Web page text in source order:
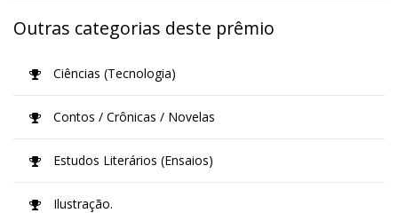
Outras categorias deste prêmio
Ciências (Tecnologia)
Contos / Crônicas / Novelas
Estudos Literários (Ensaios)
Ilustração.